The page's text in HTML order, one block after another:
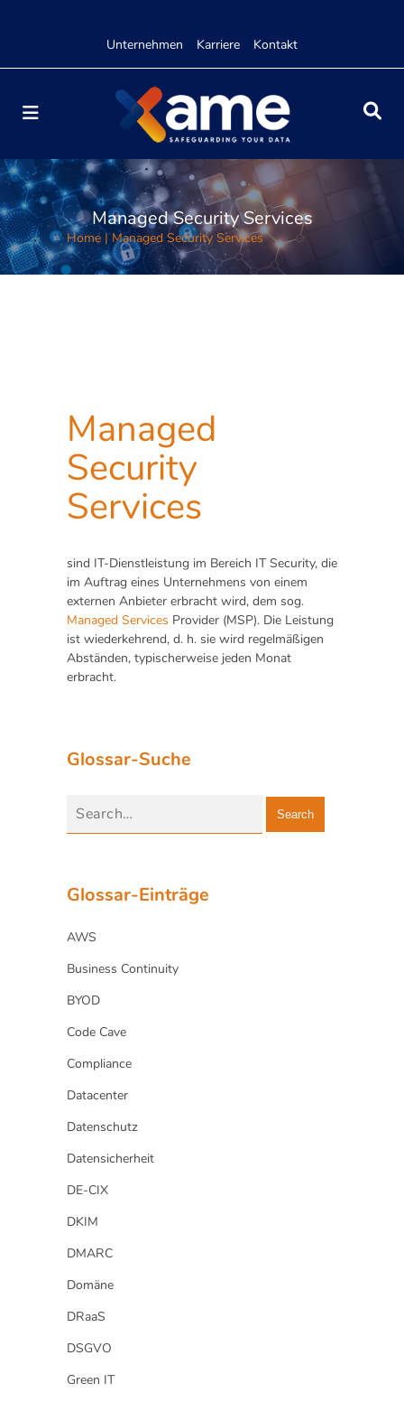
Unternehmen Karriere Kontakt
Managed Security Services
Home |Managed Security Services
Managed
Security
Services
sind IT-Dienstleistung im Bereich IT Security, die
im Auftrag eines Unternehmens von einem
externen Anbieter erbracht wird, dem sog.
Managed Services Provider (MSP). Die Leistung
ist wiederkehrend, d. h. sie wird regelmäßigen
Abständen, typischerweise jeden Monat
erbracht.
Glossar-Suche
Search
Glossar-Einträge
AWS
Business Continuity
BYOD
Code Cave
Compliance
Datacenter
Datenschutz
Datensicherheit
DE-CIX
DKIM
DMARC
Domäne
DRaaS
DSGVO
Green IT